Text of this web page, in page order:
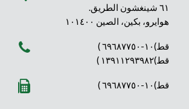
٦١ شينغشون الطريق.
هوايرو، بكين، الصين ١٠١٤٠٠
قط)١٠-٦٩٦٨٧٧٥٠ )
قط)١٣٩١١٢٩٣٩٨٢ )
قط)١٠-٦٩٦٨٧٧٥٠ )